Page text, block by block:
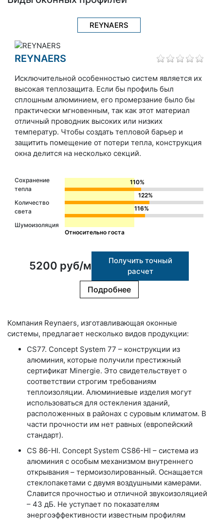
REYNAERS
REYNAERS
Исключительной особенностью систем является их
высокая теплозащита. Если бы профиль был
сплошным алюминием, его промерзание было бы
практически мгновенным, так как этот материал
отличный проводник высоких или низких
температур. Чтобы создать тепловой барьер и
защитить помещение от потери тепла, конструкция
окна делится на несколько секций.
Сохранение
тепла
Количество
света
Шумоизоляция
110%
122%
116%
Относительно госта
5200 руб/м
Получить точный
расчет
Подробнее
Компания Reynaers, изготавливающая оконные
системы, предлагает несколько видов продукции:
CS77. Concept System 77 – конструкции из
алюминия, которые получили престижный
сертификат Minergie. Это свидетельствует о
соответствии строгим требованиям
теплоизоляции. Алюминиевые изделия могут
использоваться для остекления зданий,
расположенных в районах с суровым климатом. В
части прочности им нет равных (европейский
стандарт).
CS 86-HI. Concept System CS86-HI – система из
алюминия с особым механизмом внутреннего
открывания – термоизолированный. Оснащается
стеклопакетами с двумя воздушными камерами.
Славится прочностью и отличной звукоизоляцией
– 43 дБ. Не уступает по показателям
энергоэффективности известным профилям